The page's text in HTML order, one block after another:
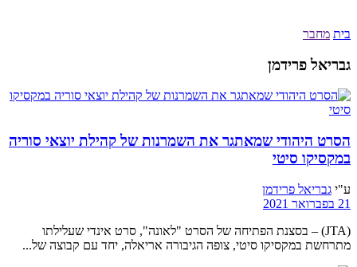
בית מחבר
גבריאל פרידמן
הסרט היהודי שמאתגר את השמרנות של קהילת יוצאי סוריה
במקסיקו סיטי
ע"י גבריאל פרידמן
21 בפברואר 2021
(JTA) – בסצנת הפתיחה של הסרט "לאונה", סרט אינדי שעלילתו
מתרחשת במקסיקו סיטי, צופה הגיבורה אריאלה, יחד עם קבוצה של...